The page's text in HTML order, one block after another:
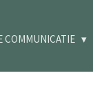
COMMUNICATIE